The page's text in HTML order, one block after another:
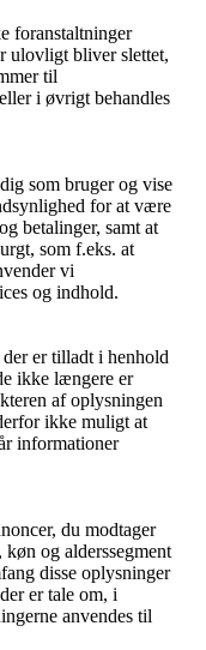
foranstaltninger
ulovligt bliver slettet,
til
i øvrigt behandles
som bruger og vise
for at være
betalinger, samt at
som f.eks. at
vi
og indhold.
er tilladt i henhold
ikke længere er
af oplysningen
ikke muligt at
informationer
du modtager
og alderssegment
disse oplysninger
er tale om, i
anvendes til